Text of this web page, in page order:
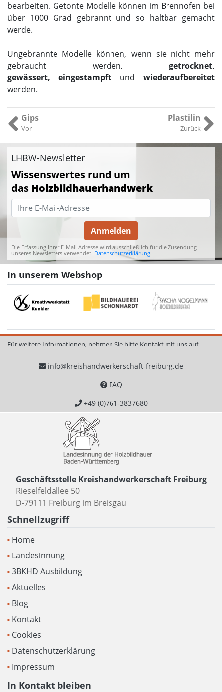
bearbeiten. Getonte Modelle können im Brennofen bei
über 1000 Grad gebrannt und so haltbar gemacht
werde.
Ungebrannte Modelle können, wenn sie nicht mehr
gebraucht werden, getrocknet,
gewässert, eingestampft und wiederaufbereitet
werden.
Gips
Vor
Plastilin
Zurück
LHBW-Newsletter
Wissenswertes rund um
das Holzbildhauerhandwerk
Anmelden
Die Erfassung Ihrer E-Mail Adresse wird ausschließlich für die Zusendung
unseres Newsletters verwendet. Datenschutzerklärung.
In unserem Webshop
Für weitere Informationen, nehmen Sie bitte Kontakt mit uns auf.
info@kreishandwerkerschaft-freiburg.de
FAQ
+49 (0)761-3837680
Geschäftsstelle Kreishandwerkerschaft Freiburg
Rieselfeldallee 50
D-79111 Freiburg im Breisgau
Schnellzugriff
Home
Landesinnung
3BKHD Ausbildung
Aktuelles
Blog
Kontakt
Cookies
Datenschutzerklärung
Impressum
In Kontakt bleiben